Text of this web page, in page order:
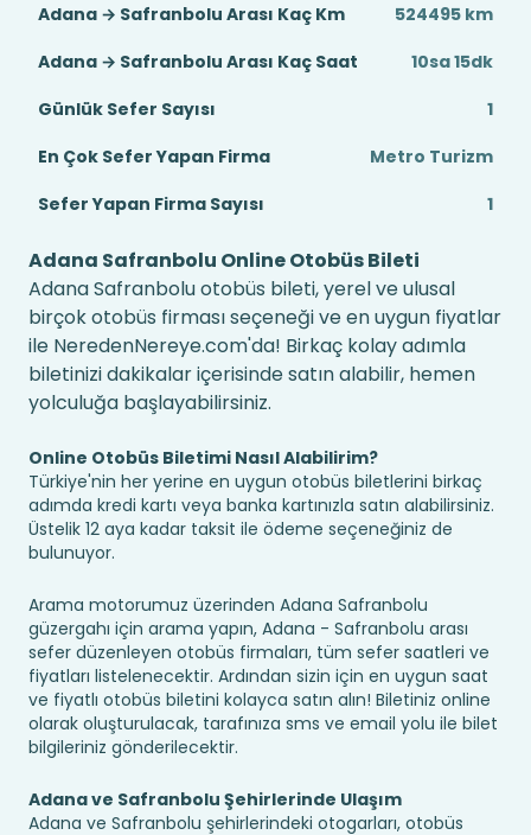
Adana → Safranbolu Arası Kaç Km
524495 km
Adana → Safranbolu Arası Kaç Saat
10sa 15dk
Günlük Sefer Sayısı
1
En Çok Sefer Yapan Firma
Metro Turizm
Sefer Yapan Firma Sayısı
1
Adana Safranbolu Online Otobüs Bileti
Adana Safranbolu otobüs bileti, yerel ve ulusal
birçok otobüs firması seçeneği ve en uygun fiyatlar
ile NeredenNereye.com'da! Birkaç kolay adımla
biletinizi dakikalar içerisinde satın alabilir, hemen
yolculuğa başlayabilirsiniz.
Online Otobüs Biletimi Nasıl Alabilirim?
Türkiye'nin her yerine en uygun otobüs biletlerini birkaç
adımda kredi kartı veya banka kartınızla satın alabilirsiniz.
Üstelik 12 aya kadar taksit ile ödeme seçeneğiniz de
bulunuyor.
Arama motorumuz üzerinden Adana Safranbolu
güzergahı için arama yapın, Adana - Safranbolu arası
sefer düzenleyen otobüs firmaları, tüm sefer saatleri ve
fiyatları listelenecektir. Ardından sizin için en uygun saat
ve fiyatlı otobüs biletini kolayca satın alın! Biletiniz online
olarak oluşturulacak, tarafınıza sms ve email yolu ile bilet
bilgileriniz gönderilecektir.
Adana ve Safranbolu Şehirlerinde Ulaşım
Adana ve Safranbolu şehirlerindeki otogarları, otobüs